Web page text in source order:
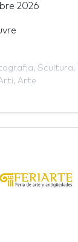
2026
, Scultura,
, Arte